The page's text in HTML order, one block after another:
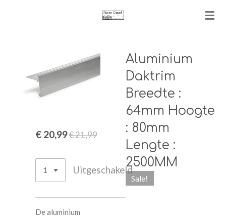
Aluminium
Daktrim
Breedte :
64mm Hoogte
: 80mm
Lengte :
2500MM
Sale!
€ 20,99€ 21,99
Uitgeschakeld
De aluminium